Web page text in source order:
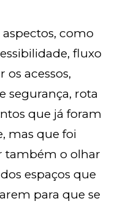
como
fluxo
acessos,
segurança, rota
que já foram
mas que foi
também o olhar
espaços que
para que se